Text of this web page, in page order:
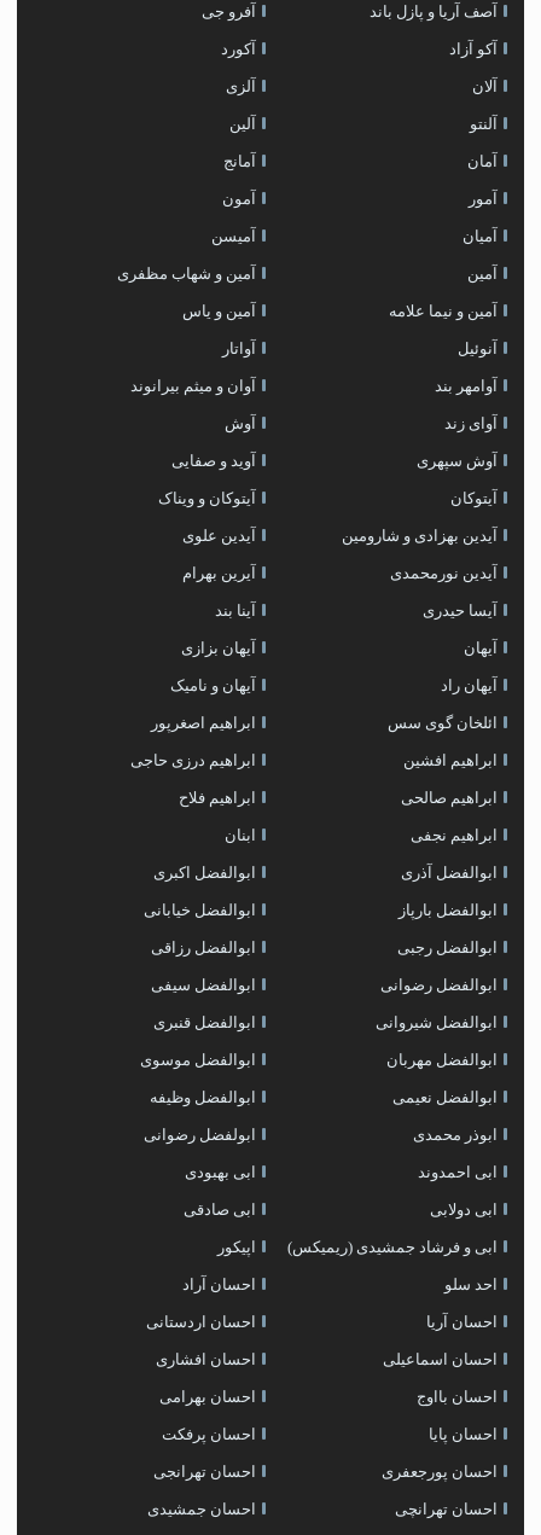
آصف آریا و پازل باند آفرو جی
آکو آزاد آکورد
آلان آلزی
آلنتو آلین
آمان آمانج
آمور آمون
آمیان آمیسن
آمین آمین و شهاب مظفری
آمین و نیما علامه آمین و یاس
آنوئیل آواتار
آوامهر بند آوان و میثم بیرانوند
آوای زند آوش
آوش سپهری آوید و صفایی
آیتوکان آیتوکان و ویناک
آیدین بهزادی و شارومین آیدین علوی
آیدین نورمحمدی آیرین بهرام
آیسا حیدری آینا بند
آیهان آیهان بزازی
آیهان راد آیهان و نامیک
ائلخان گوی سس ابراهیم اصغرپور
ابراهیم افشین ابراهیم درزی حاجی
ابراهیم صالحی ابراهیم فلاح
ابراهیم نجفی ابنان
ابوالفضل آذری ابوالفضل اکبری
ابوالفضل بارپاز ابوالفضل خیابانی
ابوالفضل رجبی ابوالفضل رزاقی
ابوالفضل رضوانی ابوالفضل سیفی
ابوالفضل شیروانی ابوالفضل قنبری
ابوالفضل مهربان ابوالفضل موسوی
ابوالفضل نعیمی ابوالفضل وظیفه
ابوذر محمدی ابولفضل رضوانی
ابی احمدوند ابی بهبودی
ابی دولابی ابی صادقی
ابی و فرشاد جمشیدی (ریمیکس) اپیکور
احد سلو احسان آراد
احسان آریا احسان اردستانی
احسان اسماعیلی احسان افشاری
احسان بااوج احسان بهرامی
احسان پایا احسان پرفکت
احسان پورجعفری احسان تهرانجی
احسان تهرانچی احسان جمشیدی